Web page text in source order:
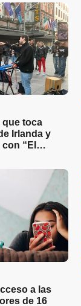
que toca
Irlanda y
“El
a las
de 16